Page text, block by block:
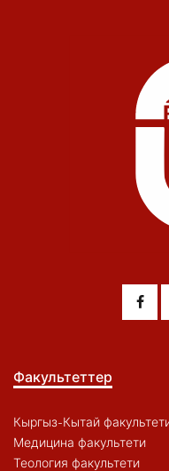
Факультеттер
Кыргыз-Кытай
Медицина факультети
Теология факультети